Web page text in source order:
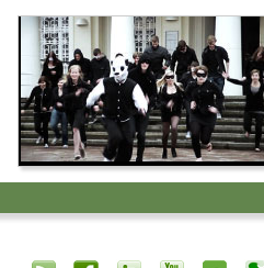
info heading